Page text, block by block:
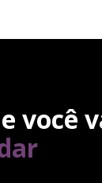
você